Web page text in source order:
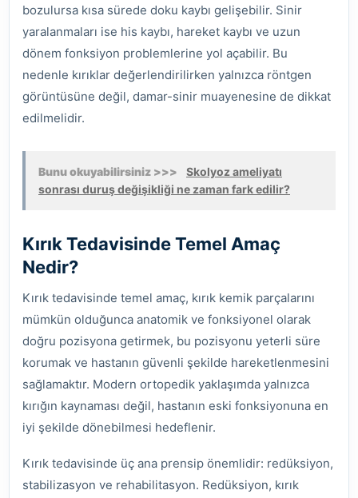
bozulursa kısa sürede doku kaybı gelişebilir. Sinir
yaralanmaları ise his kaybı, hareket kaybı ve uzun
dönem fonksiyon problemlerine yol açabilir. Bu
nedenle kırıklar değerlendirilirken yalnızca röntgen
görüntüsüne değil, damar-sinir muayenesine de dikkat
edilmelidir.
Bunu okuyabilirsiniz >>>
Skolyoz ameliyatı
sonrası duruş değişikliği ne zaman fark edilir?
Kırık Tedavisinde Temel Amaç
Nedir?
Kırık tedavisinde temel amaç, kırık kemik parçalarını
mümkün olduğunca anatomik ve fonksiyonel olarak
doğru pozisyona getirmek, bu pozisyonu yeterli süre
korumak ve hastanın güvenli şekilde hareketlenmesini
sağlamaktır. Modern ortopedik yaklaşımda yalnızca
kırığın kaynaması değil, hastanın eski fonksiyonuna en
iyi şekilde dönebilmesi hedeflenir.
Kırık tedavisinde üç ana prensip önemlidir: redüksiyon,
stabilizasyon ve rehabilitasyon. Redüksiyon, kırık